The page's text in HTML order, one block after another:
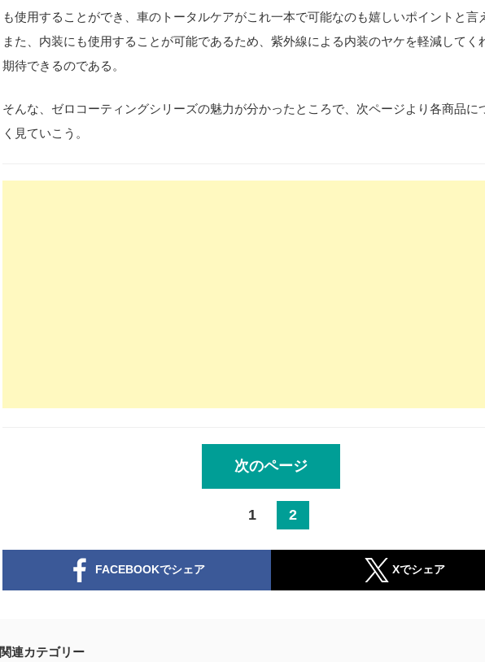
も使用することができ、車のトータルケアがこれ一本で可能なのも嬉しいポイントと言
また、内装にも使用することが可能であるため、紫外線による内装のヤケを軽減してく
期待できるのである。
そんな、ゼロコーティングシリーズの魅力が分かったところで、次ページより各商品に
く見ていこう。
次のページ
1 2
FACEBOOKでシェア Xでシェア
関連カテゴリー